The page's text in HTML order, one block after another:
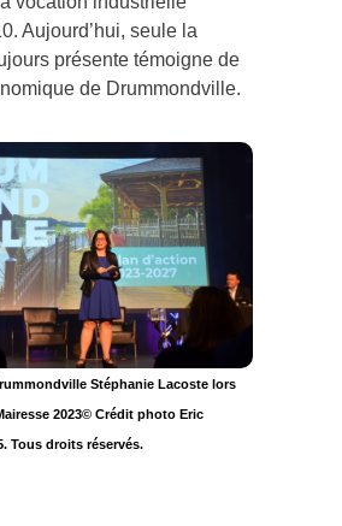
Aujourd’hui, seule la
présente témoigne de
de Drummondville.
Stéphanie Lacoste lors
2023© Crédit photo Eric
Tous droits réservés.